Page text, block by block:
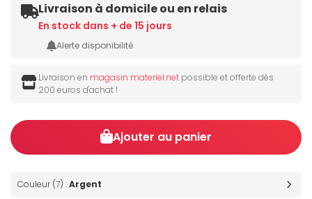
Livraison à domicile ou en relais
En stock dans + de 15 jours
Alerte disponibilité
Livraison en magasin materiel.net possible et offerte dès
200 euros d'achat !
Ajouter au panier
Couleur (7) :Argent